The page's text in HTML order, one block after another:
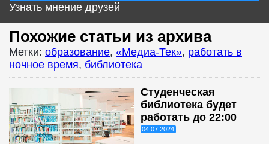
Узнать мнение друзей
Похожие статьи из архива
Метки: образование, «Медиа-Тек», работать в
ночное время, библиотека
Студенческая
библиотека будет
работать до 22:00
04.07.2024